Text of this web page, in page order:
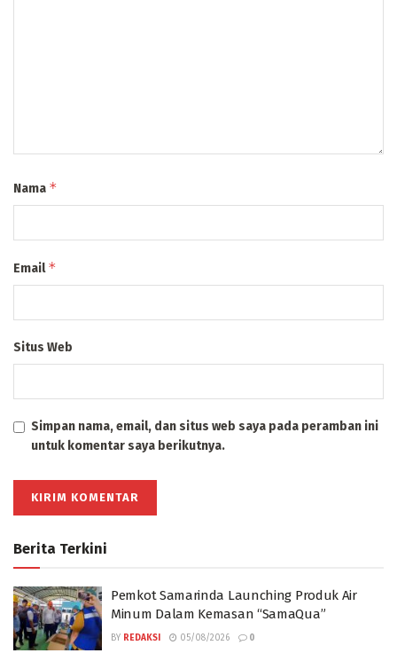
Nama *
Email*
Situs Web
Simpan nama, email, dan situs web saya pada peramban ini
untuk komentar saya berikutnya.
Berita Terkini
Pemkot Samarinda Launching Produk Air
Minum Dalam Kemasan “SamaQua”
BY REDAKSI 05/08/2026 0